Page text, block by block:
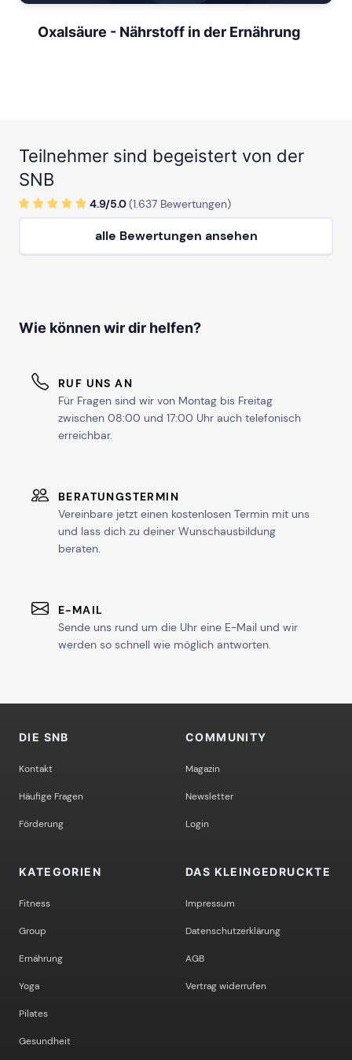
Oxalsäure - Nährstoff in der Ernährung
Teilnehmer sind begeistert von der
SNB
4.9/5.0(1.637 Bewertungen)
alle Bewertungen ansehen
Wie können wir dir helfen?
RUF UNS AN
Für Fragen sind wir von Montag bis Freitag
zwischen 08:00 und 17:00 Uhr auch telefonisch
erreichbar.
BERATUNGSTERMIN
Vereinbare jetzt einen kostenlosen Termin mit uns
und lass dich zu deiner Wunschausbildung
beraten.
E-MAIL
Sende uns rund um die Uhr eine E-Mail und wir
werden so schnell wie möglich antworten.
DIE SNB
Kontakt
Häufige Fragen
Förderung
COMMUNITY
Magazin
Newsletter
Login
KATEGORIEN
Fitness
Group
Ernährung
Yoga
Pilates
Gesundheit
DAS KLEINGEDRUCKTE
Impressum
Datenschutzerklärung
AGB
Vertrag widerrufen